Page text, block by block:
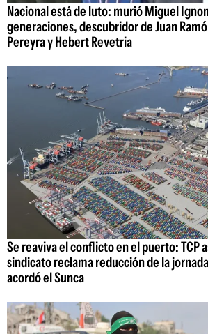
Nacional está de luto: murió Miguel
generaciones, descubridor de Juan
Pereyra y Hebert Revetria
Se reaviva el conflicto en el puerto: TCP
sindicato reclama reducción de la
acordó el Sunca